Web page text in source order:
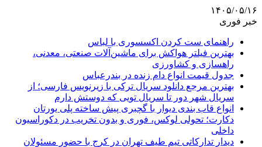
۱۴۰۵/۰۵/۱۶
خبر فوری
راهنمای ست کردن اکسسوری با لباس
بهترین فیلتر هواکش برای ماشین‌آلات صنعتی، معدنی،
راهسازی و کشاورزی
جدول قیمت انواع دام زنده در بندرعباس
بهترین مرجع دانلود سریال ترکی با زیرنویس فارسی؛ از
سریال شهر دور تا سریال تویی که دوستش دارم
انواع قاب بندی دیوار با گچبری پیش ساخته پلی یورتان
دکارت؛ تحولی لوکس، فوری و بدون تخریب در دکوراسیون
داخلی
دیدار تدارکاتی تیم طیف تهران در کرج با حضور مسئولان